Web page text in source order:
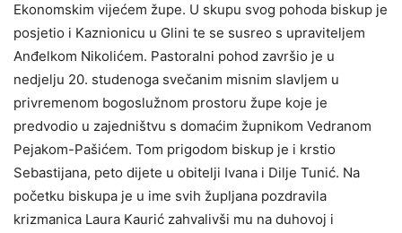
Ekonomskim vijećem župe. U skupu svog pohoda biskup je
posjetio i Kaznionicu u Glini te se susreo s upraviteljem
Anđelkom Nikolićem. Pastoralni pohod završio je u
nedjelju 20. studenoga svečanim misnim slavljem u
privremenom bogoslužnom prostoru župe koje je
predvodio u zajedništvu s domaćim župnikom Vedranom
Pejakom-Pašićem. Tom prigodom biskup je i krstio
Sebastijana, peto dijete u obitelji Ivana i Dilje Tunić. Na
početku biskupa je u ime svih župljana pozdravila
krizmanica Laura Kaurić zahvalivši mu na duhovoj i